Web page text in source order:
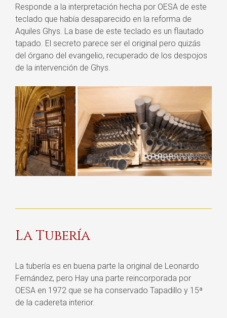
Responde a la interpretación hecha por OESA de este
teclado que había desaparecido en la reforma de
Aquiles Ghys. La base de este teclado es un flautado
tapado. El secreto parece ser el original pero quizás
del órgano del evangelio, recuperado de los despojos
de la intervención de Ghys.
La Tubería
La tubería es en buena parte la original de Leonardo
Fernández, pero Hay una parte reincorporada por
OESA en 1972 que se ha conservado Tapadillo y 15ª
de la cadereta interior.